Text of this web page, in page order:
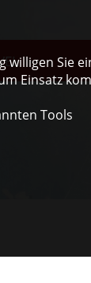
Sie
Einsatz
Tools